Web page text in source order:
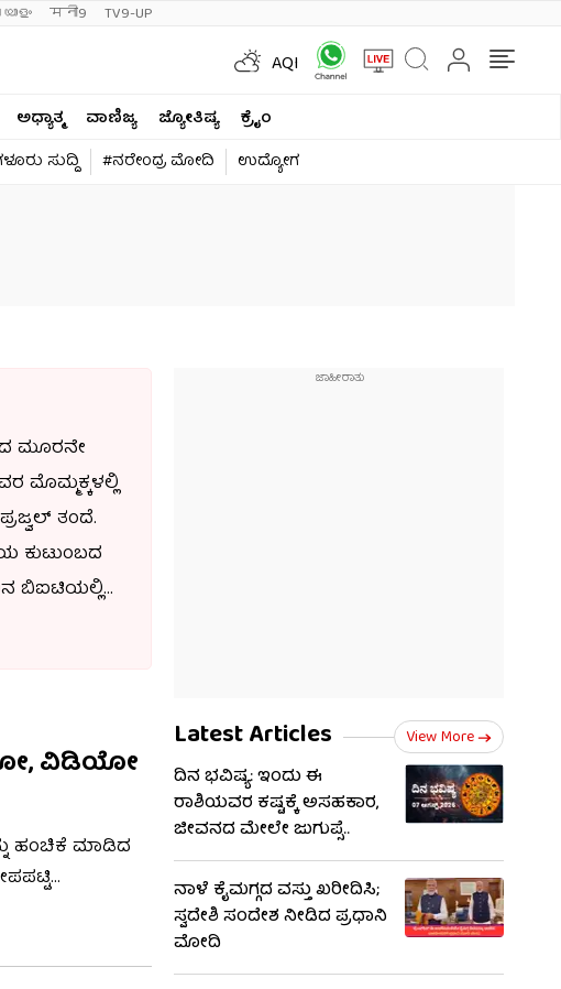
मनी9 TV9-UP
AQI
ಅಧ್ಯಾತ್ಮ ವಾಣಿಜ್ಯ ಜ್ಯೋತಿಷ್ಯ
ಕ್ರೈಂ
ಸುದ್ದಿ #ನರೇಂದ್ರ ಮೋದಿ ಉದ್ಯೋಗ
ಮೂರನೇ
ಮೊಮ್ಮಕ್ಕಳಲ್ಲಿ
ತಂದೆ.
ಕುಟುಂಬದ
ಬಿಐಟಿಯಲ್ಲಿ
ಗೆದ್ದು
ವಿಡಿಯೋ
ಹಂಚಿಕೆ ಮಾಡಿದ
Latest Articles View More
ದಿನ ಭವಿಷ್ಯ: ಇಂದು ಈ
ರಾಶಿಯವರ ಕಷ್ಟಕ್ಕೆ ಅಸಹಕಾರ,
ಜೀವನದ ಮೇಲೇ ಜುಗುಪ್ಸೆ..
ನಾಳೆ ಕೈಮಗ್ಗದ ವಸ್ತು ಖರೀದಿಸಿ;
ಸ್ವದೇಶಿ ಸಂದೇಶ ನೀಡಿದ ಪ್ರಧಾನಿ
ಮೋದಿ